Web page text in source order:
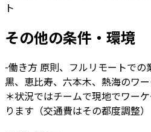
ト
その他の条件・環境
-働き方 原則、フルリモートでの
黒、恵比寿、六本木、熱海のワ
＊状況ではチームで現地でワー
ります（交通費はその都度調整）